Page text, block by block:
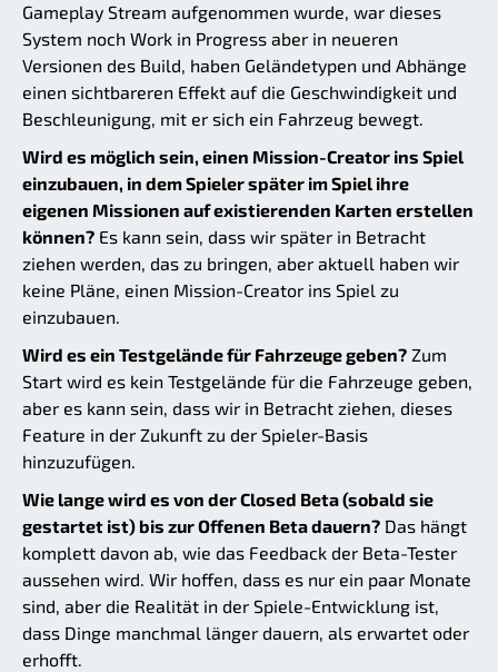
Gameplay Stream aufgenommen wurde, war dieses
System noch Work in Progress aber in neueren
Versionen des Build, haben Geländetypen und Abhänge
einen sichtbareren Effekt auf die Geschwindigkeit und
Beschleunigung, mit er sich ein Fahrzeug bewegt.
Wird es möglich sein, einen Mission-Creator ins Spiel
einzubauen, in dem Spieler später im Spiel ihre
eigenen Missionen auf existierenden Karten erstellen
können? Es kann sein, dass wir später in Betracht
ziehen werden, das zu bringen, aber aktuell haben wir
keine Pläne, einen Mission-Creator ins Spiel zu
einzubauen.
Wird es ein Testgelände für Fahrzeuge geben? Zum
Start wird es kein Testgelände für die Fahrzeuge geben,
aber es kann sein, dass wir in Betracht ziehen, dieses
Feature in der Zukunft zu der Spieler-Basis
hinzuzufügen.
Wie lange wird es von der Closed Beta (sobald sie
gestartet ist) bis zur Offenen Beta dauern? Das hängt
komplett davon ab, wie das Feedback der Beta-Tester
aussehen wird. Wir hoffen, dass es nur ein paar Monate
sind, aber die Realität in der Spiele-Entwicklung ist,
dass Dinge manchmal länger dauern, als erwartet oder
erhofft.